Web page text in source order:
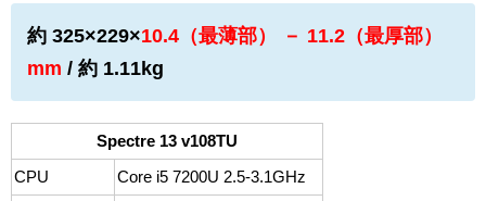
約 325×229×10.4（最薄部） － 11.2（最厚部）
mm / 約 1.11kg
Spectre 13 v108TU
CPU
Core i5 7200U 2.5-3.1GHz